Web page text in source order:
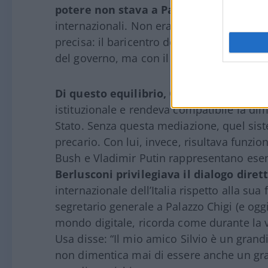
potere non stava a Palazzo Chigi
internazionali. Non era un’anomalia,
precisa: il baricentro del potere non
del governo, ma con il luogo in cui si
Di questo equilibrio, Gianni Letta fu
istituzionale e rendeva compatibile la
Stato. Senza questa mediazione, quel
precario. Con lui, invece, risultava
Bush e Vladimir Putin rappresentano
Berlusconi privilegiava il dialogo
internazionale dell’Italia rispetto alla
segretario generale a Palazzo Chigi (e
mondo digitale, ricorda come durante la
Usa disse: “Il mio amico Silvio è un
non dimentica mai di essere anche un